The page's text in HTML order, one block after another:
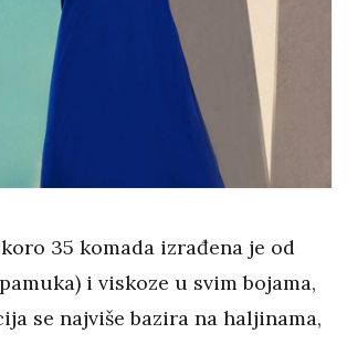
35 komada izrađena je od
i viskoze u svim bojama,
se najviše bazira na haljinama,